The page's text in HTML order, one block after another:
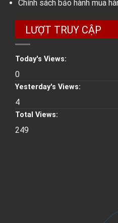
Chính sách bảo hành mua
LƯỢT TRUY CẬP
Today's Views:
0
Yesterday's Views:
4
Total Views:
249